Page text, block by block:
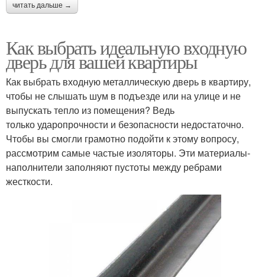
читать дальше →
Как выбрать идеальную входную
дверь для вашей квартиры
Как выбрать входную металлическую дверь в квартиру,
чтобы не слышать шум в подъезде или на улице и не
выпускать тепло из помещения? Ведь
только ударопрочности и безопасности недостаточно.
Чтобы вы смогли грамотно подойти к этому вопросу,
рассмотрим самые частые изоляторы. Эти материалы-
наполнители заполняют пустоты между ребрами
жесткости.